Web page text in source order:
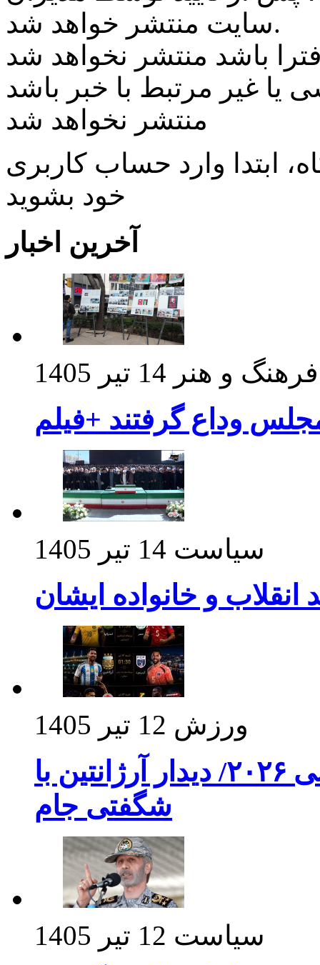
سایت منتشر خواهد شد.
یا غیر مرتبط با خبر باشد
منتشر نخواهد شد
ابتدا وارد حساب كاربری
خود بشويد
آخرین اخبار
فرهنگ و هنر 14 تیر 1405
وداع گرفتند +فیلم
سیاست 14 تیر 1405
انقلاب و خانواده ایشان
ورزش 12 تیر 1405
برنامه بازی های امشب جام جهانی ۲۰۲۶/ دیدار آرژانتین با
شگفتی جام
سیاست 12 تیر 1405